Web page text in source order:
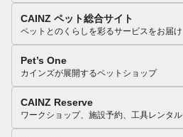
CAINZ ペット総合サイト
ペットとのくらしを彩るサービスをお届け
Pet’s One
カインズが展開するペットショップ
CAINZ Reserve
ワークショップ、施設予約、工具レンタル